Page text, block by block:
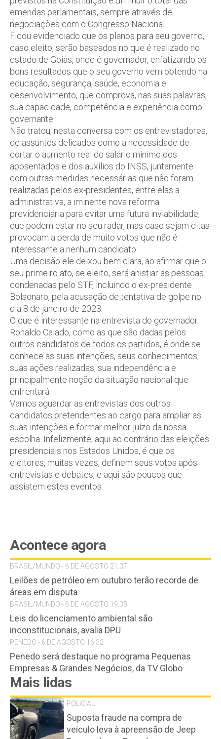
emendas parlamentais, sempre através de
negociações com o Congresso Nacional.
Ficou evidenciado que os planos para seu governo,
caso eleito, serão baseados no que é realizado no
estado de Goiás, onde é governador, enfatizando os
bons resultados que o seu governo vem obtendo na
educação, segurança, saúde, economia e
desenvolvimento, que comprova, nas suas palavras,
sua capacidade, competência e experiência como
governante.
Não tratou, nesta conversa com os entrevistadores,
de assuntos delicados como a necessidade de
cortar o aumento real do salário mínimo dos
aposentados e dos auxílios do INSS, juntamente
com outras medidas necessárias que não foram
realizadas pelos ex-presidentes, entre elas a
administrativa, a iminente nova reforma
previdenciária para evitar uma futura inviabilidade,
que podem estar no seu radar, mas caso sejam ditas
provocam a perda de muito votos que não é
interessante a nenhum candidato.
Uma decisão ele deixou bem clara, ao afirmar que o
seu primeiro ato, se eleito, será anistiar as pessoas
condenadas pelo STF, incluindo o ex-presidente
Bolsonaro, pela acusação de tentativa de golpe no
dia 8 de janeiro de 2023.
O que é interessante na entrevista do governador
Ronaldo Caiado, como as que são dadas pelos
outros candidatos de todos os partidos, é onde se
conhece as suas intenções, seus conhecimentos,
suas ações realizadas, sua independência e
principalmente noção da situação nacional que
enfrentará.
Vamos aguardar as entrevistas dos outros
candidatos pretendentes ao cargo para ampliar as
suas intenções e formar melhor juízo da nossa
escolha. Infelizmente, aqui ao contrário das eleições
presidenciais nos Estados Unidos, é que os
eleitores, muitas vezes, definem seus votos após
entrevistas e debates, e aqui são poucos que
assistem estes eventos.
Acontece agora
BRASIL/MUNDO - 6 DE AGOSTO 21:37
Leilões de petróleo em outubro terão recorde de
áreas em disputa
BRASIL/MUNDO - 6 DE AGOSTO 19:35
Leis do licenciamento ambiental são
inconstitucionais, avalia DPU
PENEDO - 6 DE AGOSTO 16:32
Penedo será destaque no programa Pequenas
Empresas & Grandes Negócios, da TV Globo
Mais lidas
POLICIAL
Suposta fraude na compra de
veículo leva à apreensão de Jeep